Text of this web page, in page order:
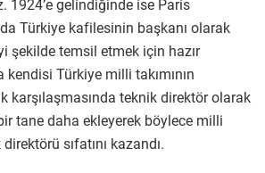
1924’e gelindiğinde ise Paris
Türkiye kafilesinin başkanı olarak
şekilde temsil etmek için hazır
kendisi Türkiye milli takımının
karşılaşmasında teknik direktör olarak
tane daha ekleyerek böylece milli
sıfatını kazandı.